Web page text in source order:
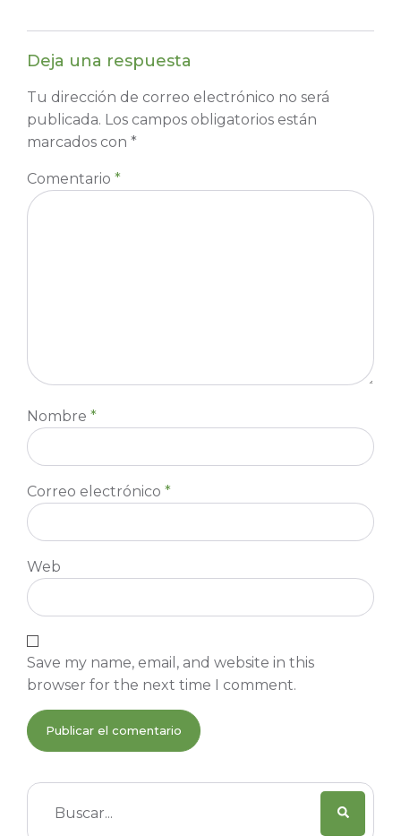
Deja una respuesta
Tu dirección de correo electrónico no será
publicada. Los campos obligatorios están
marcados con *
Comentario *
Nombre *
Correo electrónico *
Web
Save my name, email, and website in this
browser for the next time I comment.